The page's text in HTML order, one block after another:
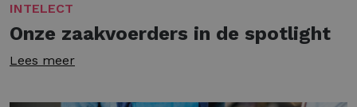
INTELECT
Onze zaakvoerders in de spotlight
Lees meer